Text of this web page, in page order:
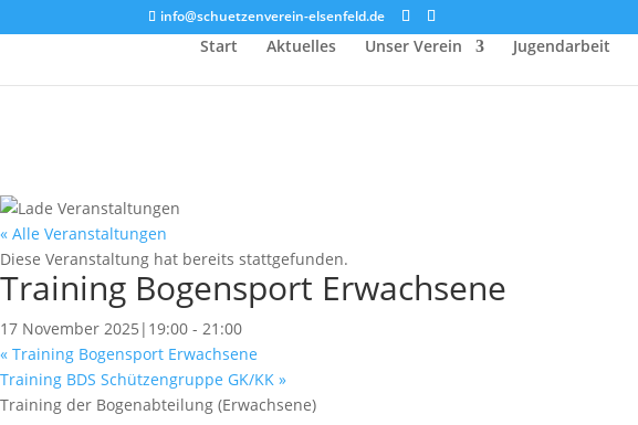
info@schuetzenverein-elsenfeld.de
Start Aktuelles Unser Verein Jugendarbeit
« Alle Veranstaltungen
Diese Veranstaltung hat bereits stattgefunden.
Training Bogensport Erwachsene
17 November 2025|19:00 - 21:00
« Training Bogensport Erwachsene
Training BDS Schützengruppe GK/KK »
Training der Bogenabteilung (Erwachsene)